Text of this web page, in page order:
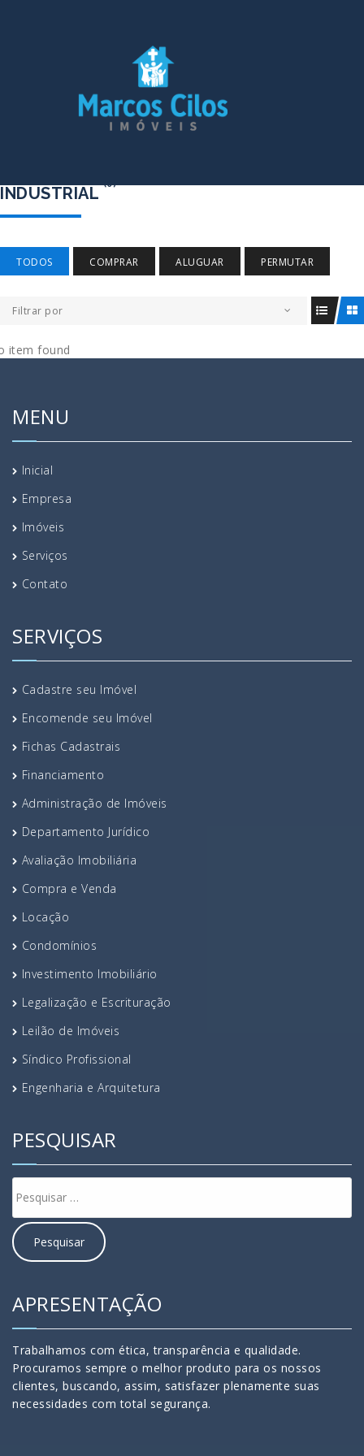
INDUSTRIAL (0)
TODOS COMPRAR ALUGUAR PERMUTAR
Filtrar por
item found
MENU
Inicial
Empresa
Imóveis
Serviços
Contato
SERVIÇOS
Cadastre seu Imóvel
Encomende seu Imóvel
Fichas Cadastrais
Financiamento
Administração de Imóveis
Departamento Jurídico
Avaliação Imobiliária
Compra e Venda
Locação
Condomínios
Investimento Imobiliário
Legalização e Escrituração
Leilão de Imóveis
Síndico Profissional
Engenharia e Arquitetura
PESQUISAR
APRESENTAÇÃO
Trabalhamos com ética, transparência e qualidade.
Procuramos sempre o melhor produto para os nossos
clientes, buscando, assim, satisfazer plenamente suas
necessidades com total segurança.